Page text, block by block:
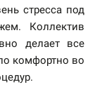
стресса под
Коллектив
делает все
комфортно во